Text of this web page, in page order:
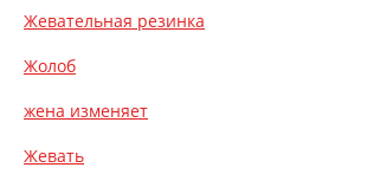
Жевательная резинка
Жолоб
жена изменяет
Жевать